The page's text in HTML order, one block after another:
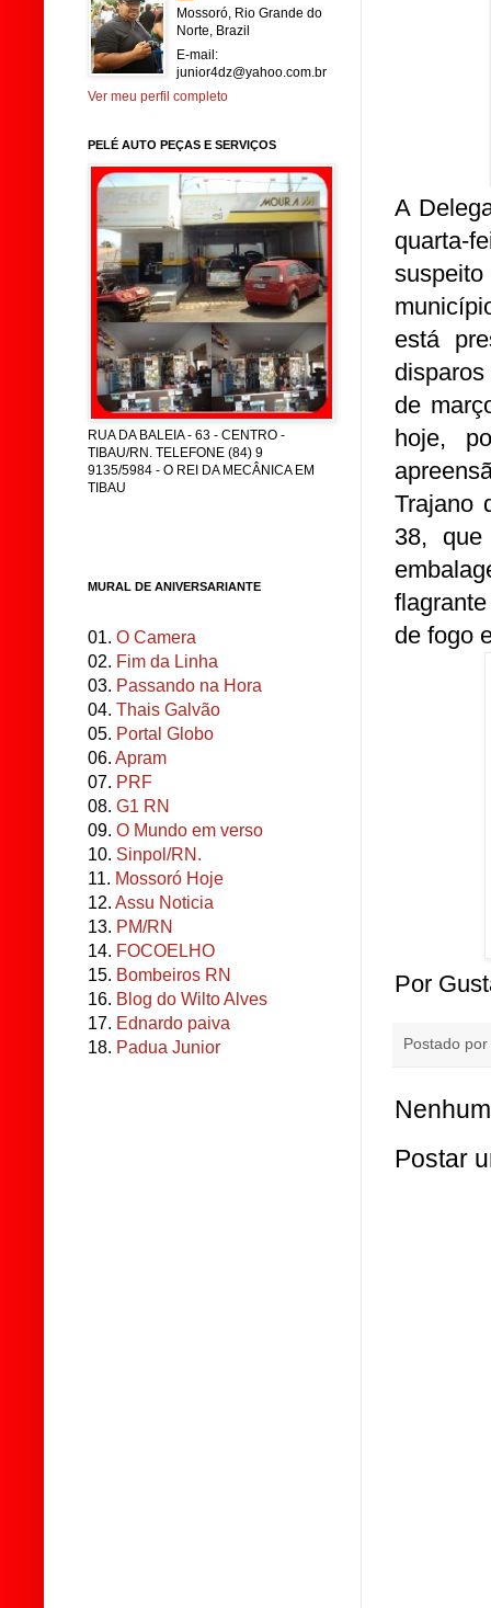
A
quarta-
suspeito
está
de
hoje,
Trajano
38,
de fogo
Por
Postado por
Postar
Mossoró, Rio Grande do
Norte, Brazil
E-mail:
junior4dz@yahoo.com.br
Ver meu perfil completo
PELÉ AUTO PEÇAS E SERVIÇOS
RUA DA BALEIA - 63 - CENTRO -
TIBAU/RN. TELEFONE (84) 9
9135/5984 - O REI DA MECÂNICA EM
TIBAU
MURAL DE ANIVERSARIANTE
01. O Camera
02. Fim da Linha
03. Passando na Hora
04. Thais Galvão
05. Portal Globo
06. Apram
07. PRF
08. G1 RN
09. O Mundo em verso
10. Sinpol/RN.
11. Mossoró Hoje
12. Assu Noticia
13. PM/RN
14. FOCOELHO
15. Bombeiros RN
16. Blog do Wilto Alves
17. Ednardo paiva
18. Padua Junior